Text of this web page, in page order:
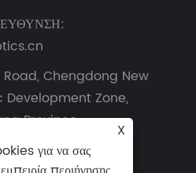
Road, Chengdong New
Development Zone,
Province
X
για να σας